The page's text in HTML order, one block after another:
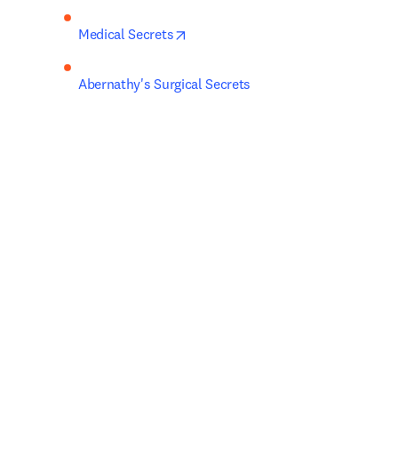
Medical Secrets
Abernathy's Surgical Secrets